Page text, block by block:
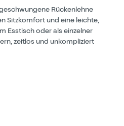
Rückenlehne
Sitzkomfort und eine leichte,
Esstisch oder als einzelner
zeitlos und unkompliziert